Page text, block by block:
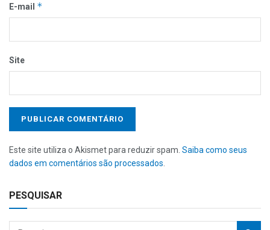
E-mail *
Site
Este site utiliza o Akismet para reduzir spam. Saiba como seus
dados em comentários são processados
PESQUISAR